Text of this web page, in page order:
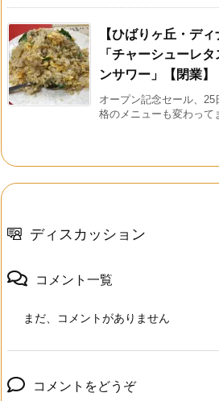
【ひばりヶ丘・デ
「チャーシューレ
ンサワー」【閉業】
オープン記念セール、
格のメニューも変わって
ディスカッション
コメント一覧
まだ、コメントがありません
コメントをどうぞ